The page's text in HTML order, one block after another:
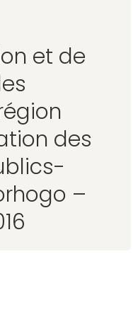
et de
des
–